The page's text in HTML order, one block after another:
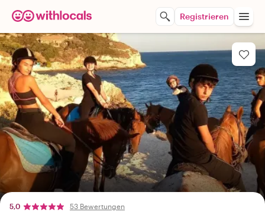
Registrieren
5,0 53 Bewertungen